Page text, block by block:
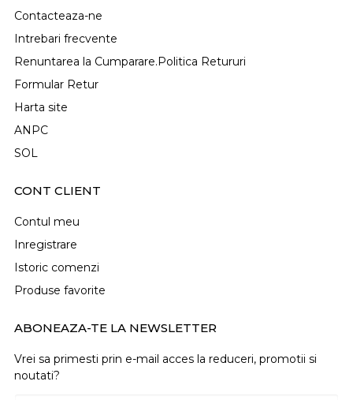
Contacteaza-ne
Intrebari frecvente
Renuntarea la Cumparare.Politica Retururi
Formular Retur
Harta site
ANPC
SOL
CONT CLIENT
Contul meu
Inregistrare
Istoric comenzi
Produse favorite
ABONEAZA-TE LA NEWSLETTER
Vrei sa primesti prin e-mail acces la reduceri, promotii si
noutati?